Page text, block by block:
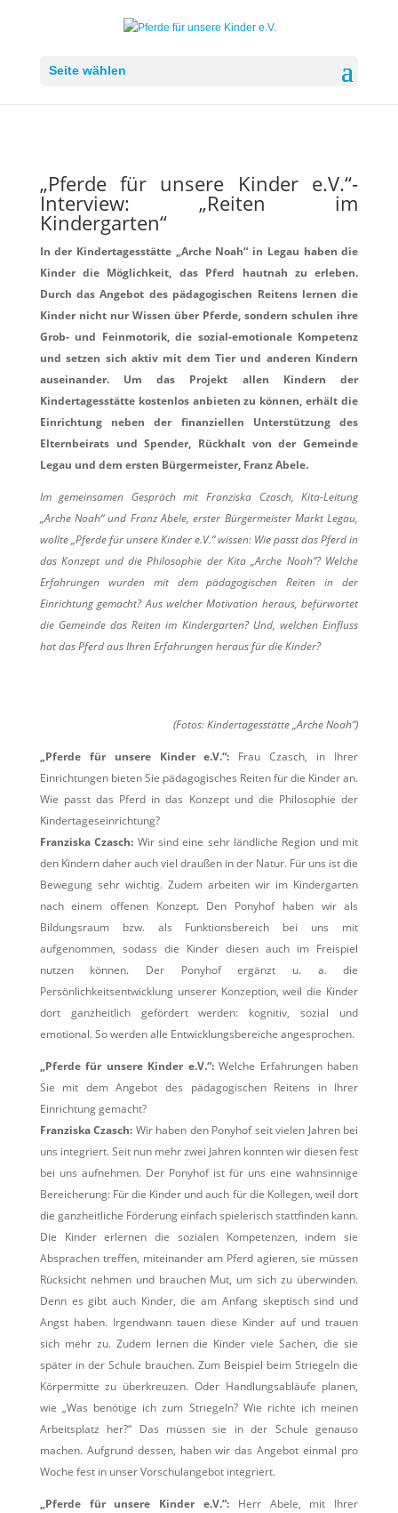
Seite wählen
„Pferde für unsere Kinder e.V.“-
Interview: „Reiten im
Kindergarten“
In der Kindertagesstätte „Arche Noah“ in Legau haben die
Kinder die Möglichkeit, das Pferd hautnah zu erleben.
Durch das Angebot des pädagogischen Reitens lernen die
Kinder nicht nur Wissen über Pferde, sondern schulen ihre
Grob- und Feinmotorik, die sozial-emotionale Kompetenz
und setzen sich aktiv mit dem Tier und anderen Kindern
auseinander. Um das Projekt allen Kindern der
Kindertagesstätte kostenlos anbieten zu können, erhält die
Einrichtung neben der finanziellen Unterstützung des
Elternbeirats und Spender, Rückhalt von der Gemeinde
Legau und dem ersten Bürgermeister, Franz Abele.
Im gemeinsamen Gespräch mit Franziska Czasch, Kita-Leitung
„Arche Noah“ und Franz Abele, erster Bürgermeister Markt Legau,
wollte „Pferde für unsere Kinder e.V.“ wissen: Wie passt das Pferd in
das Konzept und die Philosophie der Kita „Arche Noah“? Welche
Erfahrungen wurden mit dem pädagogischen Reiten in der
Einrichtung gemacht? Aus welcher Motivation heraus, befürwortet
die Gemeinde das Reiten im Kindergarten? Und, welchen Einfluss
hat das Pferd aus Ihren Erfahrungen heraus für die Kinder?
(Fotos: Kindertagesstätte „Arche Noah“)
„Pferde für unsere Kinder e.V.“: Frau Czasch, in Ihrer
Einrichtungen bieten Sie pädagogisches Reiten für die Kinder an.
Wie passt das Pferd in das Konzept und die Philosophie der
Kindertageseinrichtung?
Franziska Czasch: Wir sind eine sehr ländliche Region und mit
den Kindern daher auch viel draußen in der Natur. Für uns ist die
Bewegung sehr wichtig. Zudem arbeiten wir im Kindergarten
nach einem offenen Konzept. Den Ponyhof haben wir als
Bildungsraum bzw. als Funktionsbereich bei uns mit
aufgenommen, sodass die Kinder diesen auch im Freispiel
nutzen können. Der Ponyhof ergänzt u. a. die
Persönlichkeitsentwicklung unserer Konzeption, weil die Kinder
dort ganzheitlich gefördert werden: kognitiv, sozial und
emotional. So werden alle Entwicklungsbereiche angesprochen.
„Pferde für unsere Kinder e.V.“:Welche Erfahrungen haben
Sie mit dem Angebot des pädagogischen Reitens in Ihrer
Einrichtung gemacht?
Franziska Czasch: Wir haben den Ponyhof seit vielen Jahren bei
uns integriert. Seit nun mehr zwei Jahren konnten wir diesen fest
bei uns aufnehmen. Der Ponyhof ist für uns eine wahnsinnige
Bereicherung: Für die Kinder und auch für die Kollegen, weil dort
die ganzheitliche Förderung einfach spielerisch stattfinden kann.
Die Kinder erlernen die sozialen Kompetenzen, indem sie
Absprachen treffen, miteinander am Pferd agieren, sie müssen
Rücksicht nehmen und brauchen Mut, um sich zu überwinden.
Denn es gibt auch Kinder, die am Anfang skeptisch sind und
Angst haben. Irgendwann tauen diese Kinder auf und trauen
sich mehr zu. Zudem lernen die Kinder viele Sachen, die sie
später in der Schule brauchen. Zum Beispiel beim Striegeln die
Körpermitte zu überkreuzen. Oder Handlungsabläufe planen,
wie „Was benötige ich zum Striegeln? Wie richte ich meinen
Arbeitsplatz her?“ Das müssen sie in der Schule genauso
machen. Aufgrund dessen, haben wir das Angebot einmal pro
Woche fest in unser Vorschulangebot integriert.
„Pferde für unsere Kinder e.V.“: Herr Abele, mit Ihrer